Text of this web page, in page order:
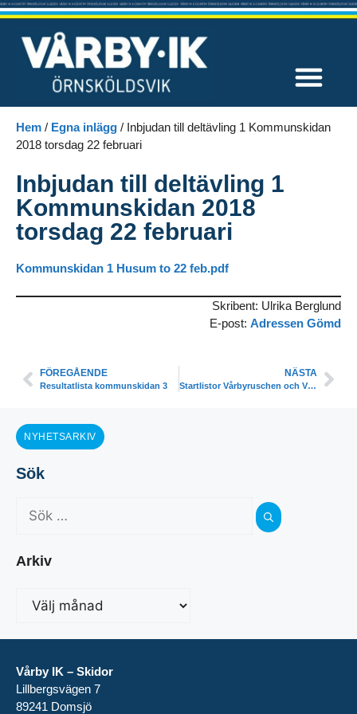
NYHETSARKIV
Sök
Arkiv
Hem / Egna inlägg / Inbjudan till deltävling 1 Kommunskidan
2018 torsdag 22 februari
Inbjudan till deltävling 1
Kommunskidan 2018
torsdag 22 februari
Kommunskidan 1 Husum to 22 feb.pdf
Skribent: Ulrika Berglund
E-post: Adressen Gömd
FÖREGÅENDE
Resultatlista kommunskidan 3
NÄSTA
Startlistor Vårbyruschen och Vårbyfläkten lördag 24/2
Vårby IK – Skidor
Lillbergsvägen 7
89241 Domsjö